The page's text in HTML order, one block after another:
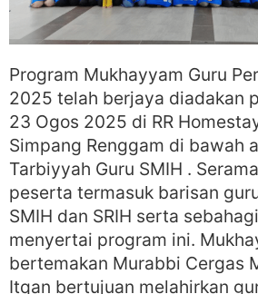
Program Mukhayyam Guru
2025 telah berjaya diadakan
23 Ogos 2025 di RR
Simpang Renggam di bawah
Tarbiyyah Guru SMIH .
peserta termasuk barisan
SMIH dan SRIH serta
menyertai program ini.
bertemakan Murabbi Cergas
Itqan bertujuan melahirkan